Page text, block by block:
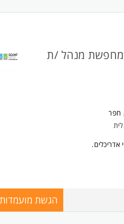
מחפשת מנהל /ת
חפר
איפיון מוצרים וליווי
יושבת באזה"ת עמק חפר.הגשת מועמדות